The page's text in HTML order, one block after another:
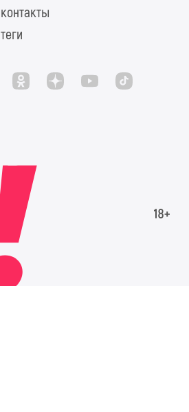
контакты
теги